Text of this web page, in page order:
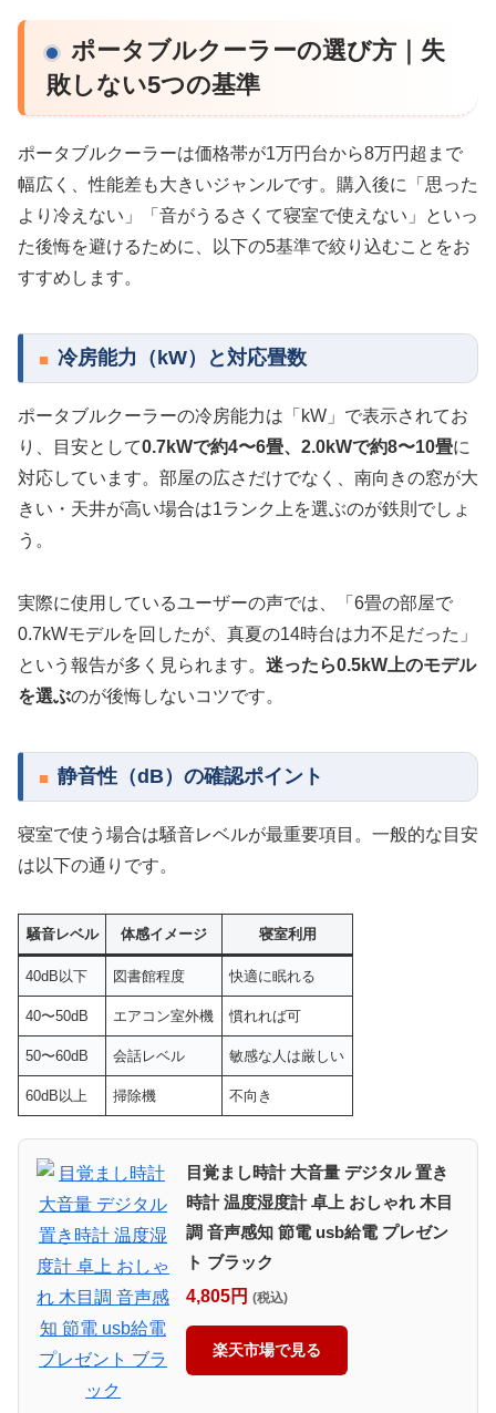
ポータブルクーラーの選び方｜失
敗しない5つの基準
ポータブルクーラーは価格帯が1万円台から8万円超まで
幅広く、性能差も大きいジャンルです。購入後に「思った
より冷えない」「音がうるさくて寝室で使えない」といっ
た後悔を避けるために、以下の5基準で絞り込むことをお
すすめします。
冷房能力（kW）と対応畳数
ポータブルクーラーの冷房能力は「kW」で表示されてお
り、目安として0.7kWで約4〜6畳、2.0kWで約8〜10畳に
対応しています。部屋の広さだけでなく、南向きの窓が大
きい・天井が高い場合は1ランク上を選ぶのが鉄則でしょ
う。
実際に使用しているユーザーの声では、「6畳の部屋で
0.7kWモデルを回したが、真夏の14時台は力不足だった」
という報告が多く見られます。 迷ったら0.5kW上のモデル
を選ぶのが後悔しないコツです。
静音性（dB）の確認ポイント
寝室で使う場合は騒音レベルが最重要項目。一般的な目安
は以下の通りです。
騒音レベル 体感イメージ 寝室利用
40dB以下 図書館程度 快適に眠れる
40〜50dB エアコン室外機 慣れれば可
50〜60dB 会話レベル 敏感な人は厳しい
60dB以上 掃除機 不向き
目覚まし時計 大音量 デジタル 置き
時計 温度湿度計 卓上 おしゃれ 木目
調 音声感知 節電 usb給電 プレゼン
ト ブラック
4,805円 (税込)
楽天市場で見る